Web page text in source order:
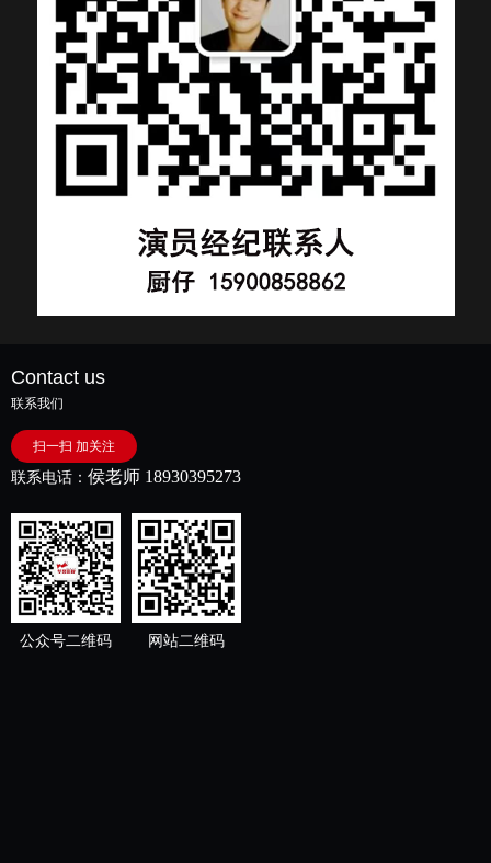
Contact us
联系我们
扫一扫 加关注
联系电话： 侯老师 18930395273
公众号二维码 网站二维码